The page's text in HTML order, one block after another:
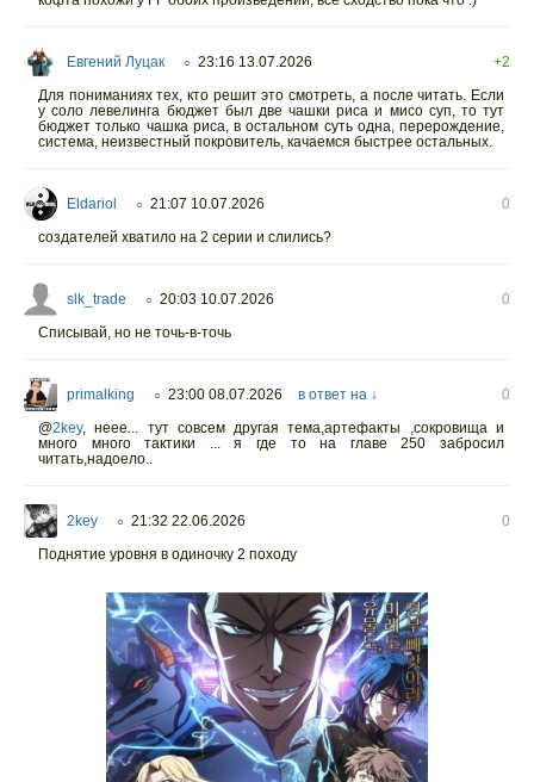
Евгений Луцак ○ 23:16 13.07.2026
+2
Для пониманиях тех, кто решит это смотреть, а после читать. Если
у соло левелинга бюджет был две чашки риса и мисо суп, то тут
бюджет только чашка риса, в остальном суть одна, перерождение,
система, неизвестный покровитель, качаемся быстрее остальных.
Eldariol ○ 21:07 10.07.2026
0
создателей хватило на 2 серии и слились?
slk_trade ○ 20:03 10.07.2026
0
Списывай, но не точь-в-точь
primalking ○ 23:00 08.07.2026 в ответ на ↓
0
@2key, неее... тут совсем другая тема,артефакты ,сокровища и
много много тактики ... я где то на главе 250 забросил
читать,надоело..
2key ○ 21:32 22.06.2026
0
Поднятие уровня в одиночку 2 походу